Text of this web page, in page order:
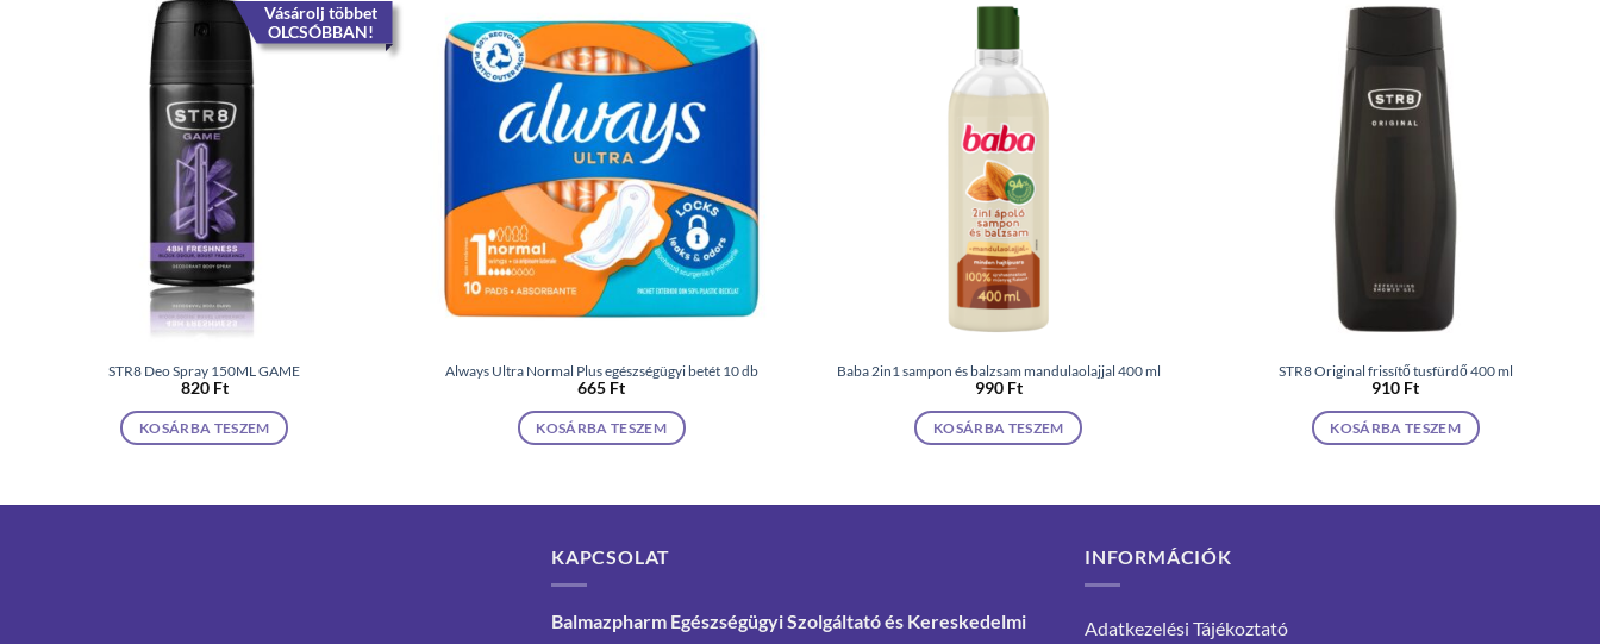
Vásárolj többet
OLCSÓBBAN!
STR8 Deo Spray 150ML GAME
820 Ft
KOSÁRBA TESZEM
Always Ultra Normal Plus egészségügyi betét 10 db
665 Ft
KOSÁRBA TESZEM
Baba 2in1 sampon és balzsam mandulaolajjal 400 ml
990 Ft
KOSÁRBA TESZEM
STR8 Original frissítő tusfürdő 400 ml
910 Ft
KOSÁRBA TESZEM
KAPCSOLAT
Balmazpharm Egészségügyi Szolgáltató és Kereskedelmi
INFORMÁCIÓK
Adatkezelési Tájékoztató